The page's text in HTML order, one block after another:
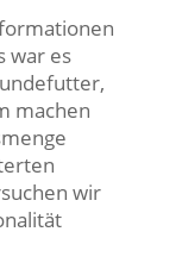
war es
machen
wir